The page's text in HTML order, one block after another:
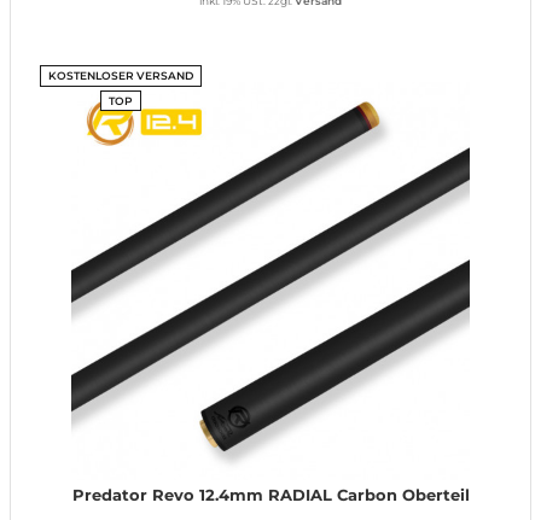
Predator Revo 12.4mm RADIAL Carbon Oberteil
KOSTENLOSER VERSAND
TOP